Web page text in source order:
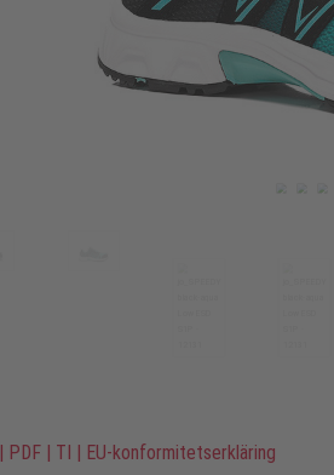
| PDF | TI | EU-konformitetserkläring